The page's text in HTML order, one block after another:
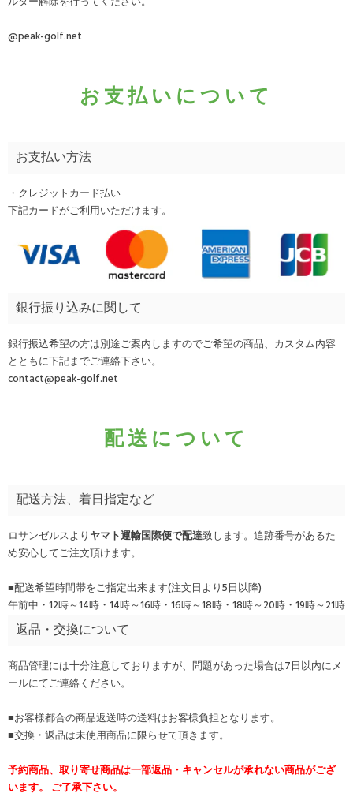
@peak-golf.net
お支払いについて
お支払い方法
・クレジットカード払い
下記カードがご利用いただけます。
銀行振り込みに関して
銀行振込希望の方は別途ご案内しますのでご希望の商品、カスタム内容
とともに下記までご連絡下さい。
contact@peak-golf.net
配送について
配送方法、着日指定など
ロサンゼルスよりヤマト運輸国際便で配達致します。追跡番号があるた
め安心してご注文頂けます。
■配送希望時間帯をご指定出来ます(注文日より5日以降)
午前中・12時～14時・14時～16時・16時～18時・18時～20時・19時～21時
返品・交換について
商品管理には十分注意しておりますが、問題があった場合は7日以内にメ
ールにてご連絡ください。
■お客様都合の商品返送時の送料はお客様負担となります。
■交換・返品は未使用商品に限らせて頂きます。
予約商品、取り寄せ商品は一部返品・キャンセルが承れない商品がござ
います。 ご了承下さい。